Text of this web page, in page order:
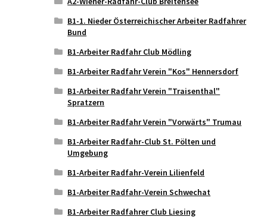
B1-1. Nieder Österreichischer Arbeiter Radfahrer
Bund
B1-Arbeiter Radfahr Club Mödling
B1-Arbeiter Radfahr Verein "Kos" Hennersdorf
B1-Arbeiter Radfahr Verein "Traisenthal"
Spratzern
B1-Arbeiter Radfahr Verein "Vorwärts" Trumau
B1-Arbeiter Radfahr-Club St. Pölten und
Umgebung
B1-Arbeiter Radfahr-Verein Lilienfeld
B1-Arbeiter Radfahr-Verein Schwechat
B1-Arbeiter Radfahrer Club Liesing